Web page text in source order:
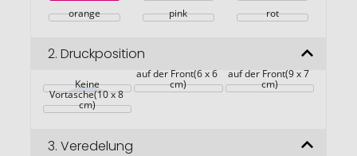
orange
pink rot
2. Druckposition
Keine
auf der Front(6 x 6
cm)
auf der Front(9 x 7
cm)
auf der
Vortasche(10 x 8
cm)
3. Veredelung